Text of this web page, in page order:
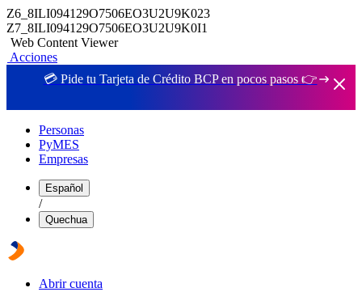
Z6_8ILI094129O7506EO3U2U9K023
Z7_8ILI094129O7506EO3U2U9K0I1
Web Content Viewer
Acciones
💳 Pide tu Tarjeta de Crédito BCP en pocos pasos 👉
Personas
PyMES
Empresas
Español
/
Quechua
Abrir cuenta